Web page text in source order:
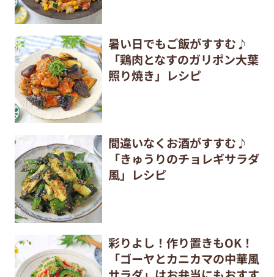
暑い日でもご飯がすすむ♪
「鶏肉となすのガリポン大葉
照り焼き」レシピ
間違いなくお酒がすすむ♪
「きゅうりのチョレギサラダ
風」レシピ
彩りよし！作り置きもOK！
「ゴーヤとカニカマの中華風